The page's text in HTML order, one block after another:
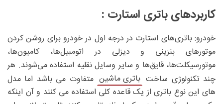
کاربردهای باتری استارت :
خودرو: باتری‌های استارت در درجه اول در خودرو برای روشن کردن
موتورهای بنزینی و دیزلی در اتومبیل‌ها، کامیون‌ها،
موتورسیکلت‌ها، قایق‌ها و سایر وسایل نقلیه استفاده می‌شوند. هر
چند تکنولوژی ساخت باتری ماشین متفاوت می باشد اما مدل
های این نوع باتری از یک قاعده کلی استفاده می کنند و آن اینکه